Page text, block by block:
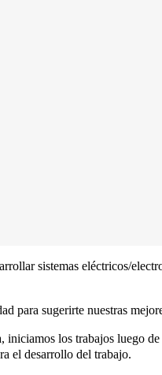
sistemas eléctricos/
para sugerirte nuestras
iniciamos los trabajos luego
el desarrollo del trabajo.